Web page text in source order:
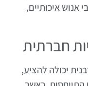
אנוש איכותיים,
חברתית
יכולה להציע,